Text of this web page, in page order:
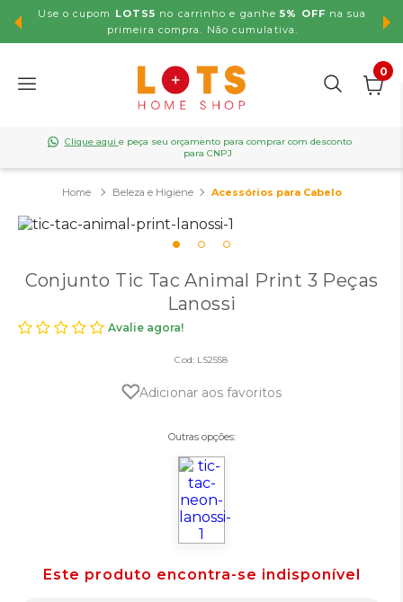
Use o cupom LOTS5 no carrinho e ganhe5% OFF na sua
primeira compra. Não cumulativa.
0
Clique aqui e peça seu orçamento para comprar com desconto
para CNPJ
Beleza e Higiene Acessórios para Cabelo
Conjunto Tic Tac Animal Print 3 Peças
Lanossi
Avalie agora!
Cod: LS2558
Adicionar aos favoritos
Outras opções: